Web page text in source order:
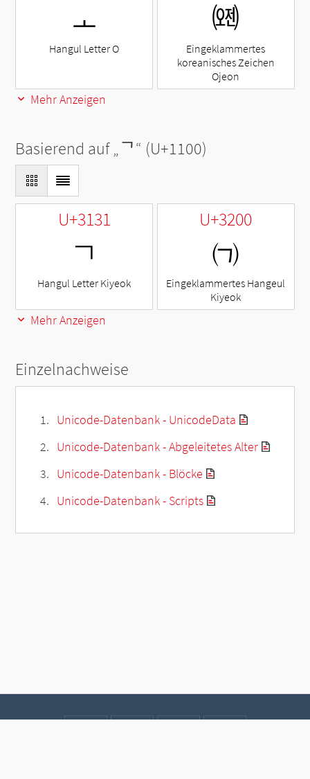
ㅗ
Hangul Letter O
㈝
Eingeklammertes
koreanisches Zeichen
Ojeon
Mehr Anzeigen
Basierend auf „ᄀ“ (U+1100)
U+3131
ㄱ
Hangul Letter Kiyeok
U+3200
㈀
Eingeklammertes Hangeul
Kiyeok
Mehr Anzeigen
Einzelnachweise
Unicode-Datenbank - UnicodeData
Unicode-Datenbank - Abgeleitetes Alter
Unicode-Datenbank - Blöcke
Unicode-Datenbank - Scripts